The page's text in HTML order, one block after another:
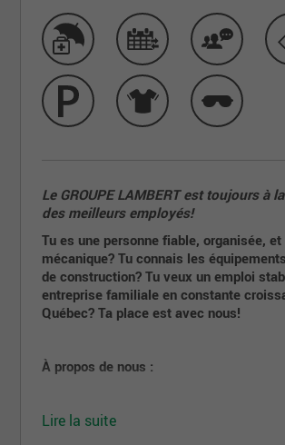
Le GROUPE LAMBERT est toujours à
des meilleurs employés!
Tu es une personne fiable, organisée,
mécanique? Tu connais les
de construction? Tu veux un emploi
entreprise familiale en constante
Québec? Ta place est avec nous!
À propos de nous :
Groupe Lambert
Lire la suite